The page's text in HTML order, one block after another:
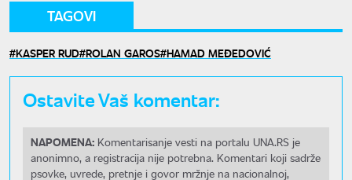
TAGOVI
KASPER RUD ROLAN GAROS HAMAD MEĐEDOVIĆ
Ostavite Vaš komentar:
NAPOMENA: Komentarisanje vesti na portalu UNA.RS je
anonimno, a registracija nije potrebna. Komentari koji sadrže
psovke, uvrede, pretnje i govor mržnje na nacionalnoj,